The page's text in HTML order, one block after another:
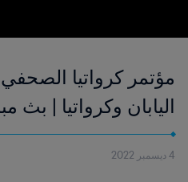
مؤتمر كرواتيا الصحفي
اليابان وكرواتيا | بث
4 ديسمبر 2022